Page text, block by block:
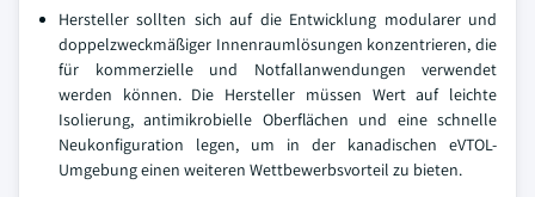
Hersteller sollten sich auf die Entwicklung modularer und
doppelzweckmäßiger Innenraumlösungen konzentrieren, die
für kommerzielle und Notfallanwendungen verwendet
werden können. Die Hersteller müssen Wert auf leichte
Isolierung, antimikrobielle Oberflächen und eine schnelle
Neukonfiguration legen, um in der kanadischen eVTOL-
Umgebung einen weiteren Wettbewerbsvorteil zu bieten.